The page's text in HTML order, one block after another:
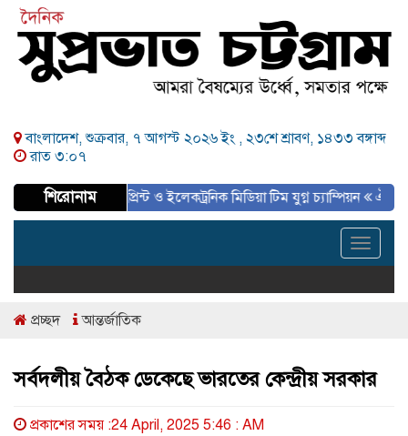
বাংলাদেশ, শুক্রবার, ৭ আগস্ট ২০২৬ ইং , ২৩শে শ্রাবণ, ১৪৩৩ বঙ্গাব্দ
রাত ৩:০৭
শিরোনাম
সমাপ্ত, প্রিন্ট ও ইলেকট্রনিক মিডিয়া টিম যুগ্ন চ্যাম্পিয়ন ঐতিহাসিক ৫ই
Toggle
প্রচ্ছদ আন্তর্জাতিক
সর্বদলীয় বৈঠক ডেকেছে ভারতের কেন্দ্রীয় সরকার
প্রকাশের সময় :24 April, 2025 5:46 : AM